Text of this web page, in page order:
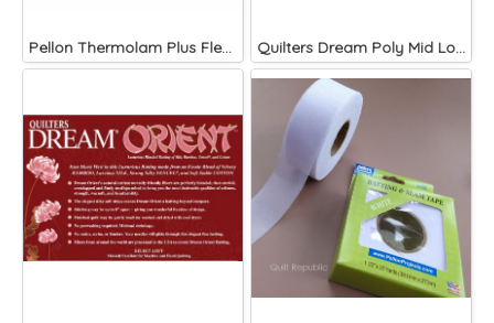
Pellon Thermolam Plus Fleece Fusible Quilters Dream Poly Mid Loft